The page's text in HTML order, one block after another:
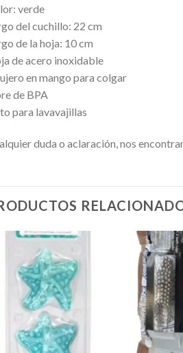
verde
del cuchillo: 22 cm
de la hoja: 10 cm
de acero inoxidable
en mango para colgar
de BPA
para lavavajillas
duda o aclaración, nos
Añadir
lista de
deseos
+